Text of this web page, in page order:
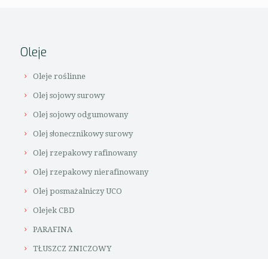
Oleje
Oleje roślinne
Olej sojowy surowy
Olej sojowy odgumowany
Olej słonecznikowy surowy
Olej rzepakowy rafinowany
Olej rzepakowy nierafinowany
Olej posmażalniczy UCO
Olejek CBD
PARAFINA
TŁUSZCZ ZNICZOWY